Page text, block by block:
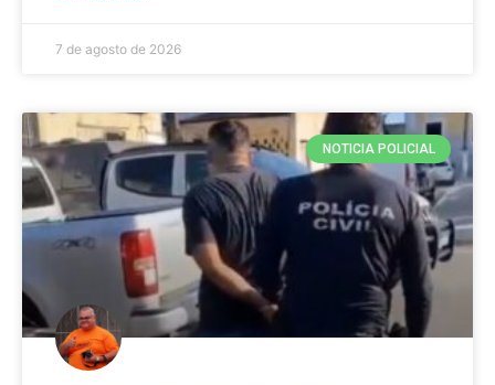
7 de agosto de 2026
NOTICIA POLICIAL